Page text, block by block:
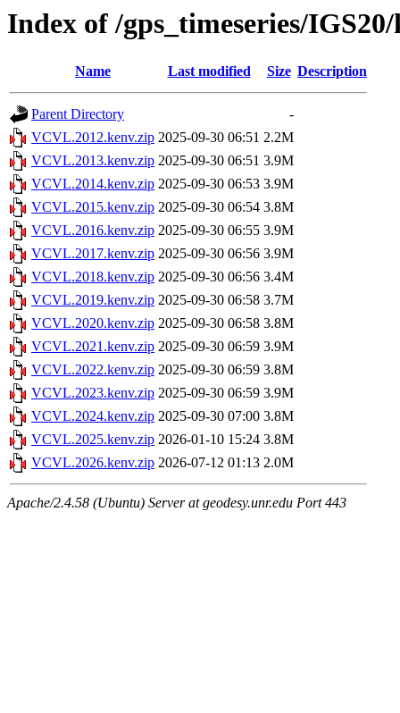
Index of /gps_timeseries/
Name Last modified Size Description
Parent Directory
-
VCVL.2012.kenv.zip 2025-09-30 06:51 2.2M
VCVL.2013.kenv.zip 2025-09-30 06:51 3.9M
VCVL.2014.kenv.zip 2025-09-30 06:53 3.9M
VCVL.2015.kenv.zip 2025-09-30 06:54 3.8M
VCVL.2016.kenv.zip 2025-09-30 06:55 3.9M
VCVL.2017.kenv.zip 2025-09-30 06:56 3.9M
VCVL.2018.kenv.zip 2025-09-30 06:56 3.4M
VCVL.2019.kenv.zip 2025-09-30 06:58 3.7M
VCVL.2020.kenv.zip 2025-09-30 06:58 3.8M
VCVL.2021.kenv.zip 2025-09-30 06:59 3.9M
VCVL.2022.kenv.zip 2025-09-30 06:59 3.8M
VCVL.2023.kenv.zip 2025-09-30 06:59 3.9M
VCVL.2024.kenv.zip 2025-09-30 07:00 3.8M
VCVL.2025.kenv.zip 2026-01-10 15:24 3.8M
VCVL.2026.kenv.zip 2026-07-12 01:13 2.0M
Apache/2.4.58 (Ubuntu) Server at geodesy.unr.edu Port 443